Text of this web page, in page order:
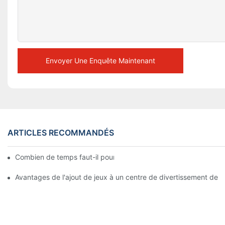
Envoyer Une Enquête Maintenant
ARTICLES RECOMMANDÉS
Combien de temps faut-il pour fabriquer une figurine en cire ?
Avantages de l'ajout de jeux à un centre de divertissement de